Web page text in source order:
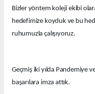
Bizler yöntem koleji ekibi
hedefimize koyduk ve bu
ruhumuzla çalışıyoruz.
Geçmiş iki yılda Pandemiye
başarılara imza attık.